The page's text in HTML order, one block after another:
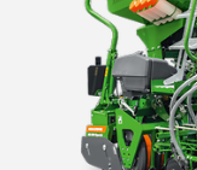
Un capteur de
option dans le
trémie est vide.